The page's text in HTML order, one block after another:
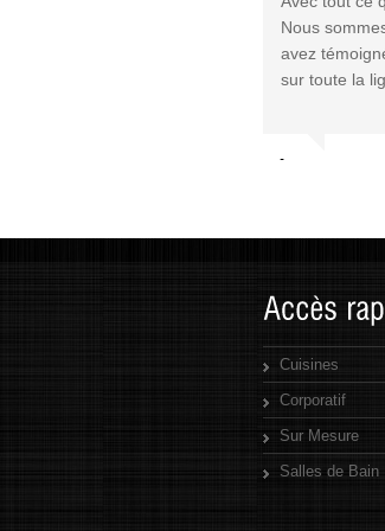
Nous
avez
sur toute la
Anonyme
Cuisines
Corporatif
Sur Mesure
Salles de Bain